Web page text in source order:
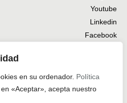
en su ordenador. Política
en «Aceptar», acepta nuestro
Youtube
Linkedin
Facebook